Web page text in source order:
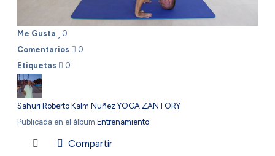
Me Gusta
0
Comentarios
0
Etiquetas
0
Sahuri Roberto Kalm Nuñez YOGA ZANTORY
Publicada en el álbumEntrenamiento
Compartir